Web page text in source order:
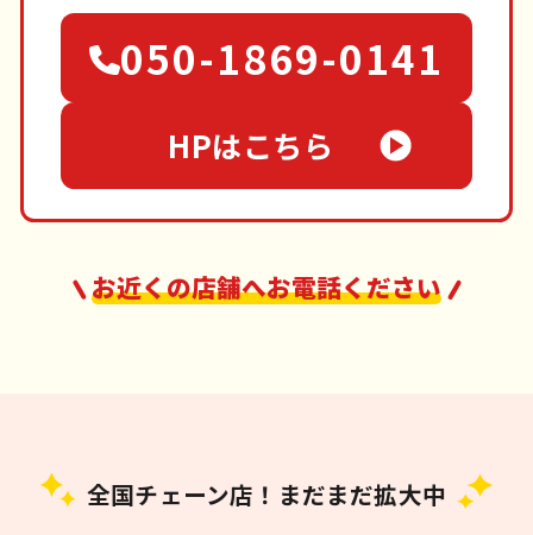
050-1869-0141
HPはこちら
お近くの店舗へお電話ください
全国チェーン店！まだまだ拡大中